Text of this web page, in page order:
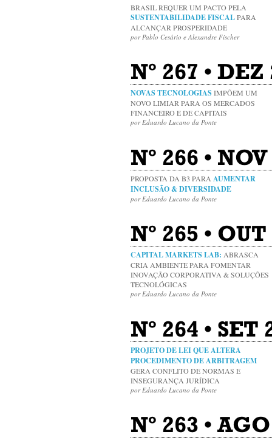
BRASIL REQUER UM PACTO PELA
SUSTENTABILIDADE FISCALPARA
ALCANÇAR PROSPERIDADE
por Pablo Cesário e Alexandre Fischer
Nº 267 •
NOVAS TECNOLOGIAS IMPÕEM UM
NOVO LIMIAR PARA OS MERCADOS
FINANCEIRO E DE CAPITAIS
por Eduardo Lucano da Ponte
Nº 266 •
PROPOSTA DA B3 PARA AUMENTAR
INCLUSÃO & DIVERSIDADE
por Eduardo Lucano da Ponte
Nº 265 •
CAPITAL MARKETS LAB: ABRASCA
CRIA AMBIENTE PARA FOMENTAR
INOVAÇÃO CORPORATIVA & SOLUÇÕES
TECNOLÓGICAS
por Eduardo Lucano da Ponte
Nº 264 •
PROJETO DE LEI QUE ALTERA
PROCEDIMENTO DE ARBITRAGEM
GERA CONFLITO DE NORMAS E
INSEGURANÇA JURÍDICA
por Eduardo Lucano da Ponte
Nº 263 •